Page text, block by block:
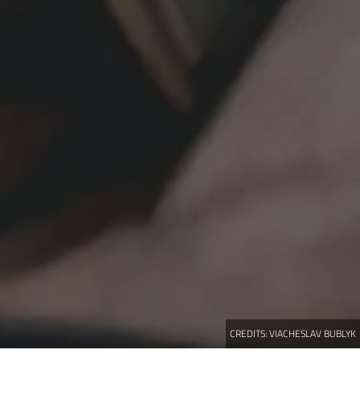
CREDITS:VIACHESLAV BUBLYK